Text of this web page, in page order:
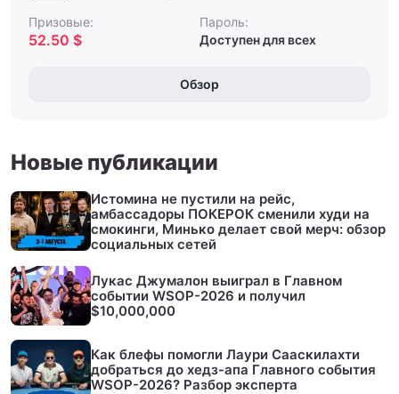
Призовые:
52.50 $
Пароль:
Доступен для всех
Обзор
Новые публикации
Истомина не пустили на рейс,
амбассадоры ПОКЕРОК сменили худи на
смокинги, Минько делает свой мерч: обзор
социальных сетей
Лукас Джумалон выиграл в Главном
событии WSOP-2026 и получил
$10,000,000
Как блефы помогли Лаури Сааскилахти
добраться до хедз-апа Главного события
WSOP-2026? Разбор эксперта